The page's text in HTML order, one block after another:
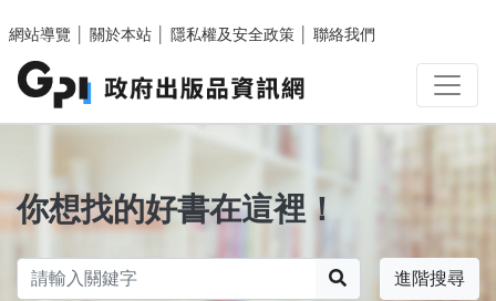
網站導覽
關於本站 隱私權及安全政策 聯絡我們
你想找的好書在這裡！
進階搜尋